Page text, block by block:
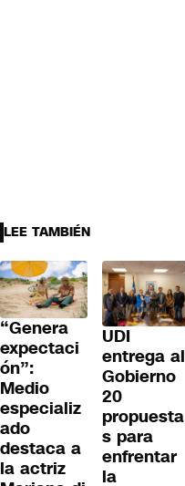
LEE TAMBIÉN
“Genera
expectaci
ón”:
Medio
especializ
ado
destaca a
la actriz
UDI
entrega al
Gobierno
20
propuesta
s para
enfrentar
la